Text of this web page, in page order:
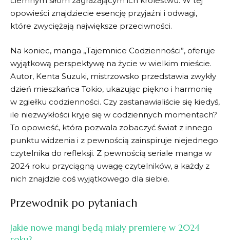
opowieści znajdziecie esencję⁢ przyjaźni i odwagi,
które⁣ zwyciężają największe przeciwności.
Na koniec, manga „Tajemnice‌ Codzienności”, oferuje
wyjątkową perspektywę na życie w wielkim mieście.
Autor, Kenta Suzuki, ⁢mistrzowsko⁢ przedstawia zwykły
dzień mieszkańca Tokio, ukazując piękno i harmonię
w​ zgiełku codzienności. ⁤Czy zastanawialiście się⁣ kiedyś,
ile niezwykłości kryje się⁢ w codziennych momentach?
To opowieść, która pozwala ⁢zobaczyć świat z innego
punktu widzenia i z pewnością zainspiruje niejednego
czytelnika do refleksji. ⁣Z⁣ pewnością seriale ⁢manga ​w
2024 roku przyciągną uwagę czytelników, a każdy z‌
nich‍ znajdzie ​coś wyjątkowego‍ dla siebie.
Przewodnik po pytaniach
Jakie nowe ​mangi​ będą miały premierę w 2024